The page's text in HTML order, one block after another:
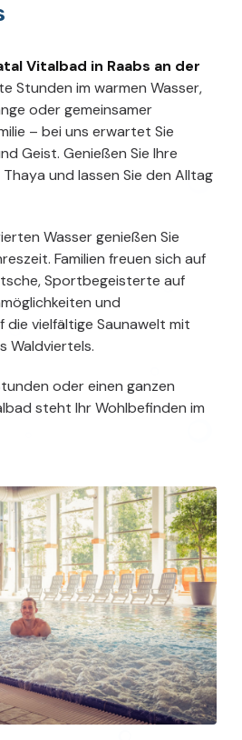
Vitalbad in Raabs an der
Stunden im warmen Wasser,
oder gemeinsamer
– bei uns erwartet Sie
Geist. Genießen Sie Ihre
und lassen Sie den Alltag
Wasser genießen Sie
Familien freuen sich auf
Sportbegeisterte auf
und
die vielfältige Saunawelt mit
Waldviertels.
oder einen ganzen
steht Ihr Wohlbefinden im